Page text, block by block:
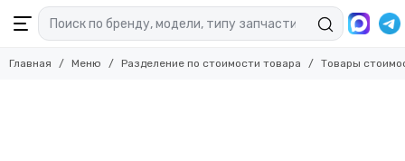
Главная Меню Разделение по стоимости товара Товары